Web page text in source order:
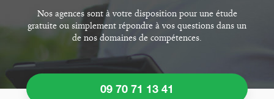
Nos agences sont à votre disposition pour une étude
gratuite ou simplement répondre à vos questions dans un
de nos domaines de compétences.
09 70 71 13 41